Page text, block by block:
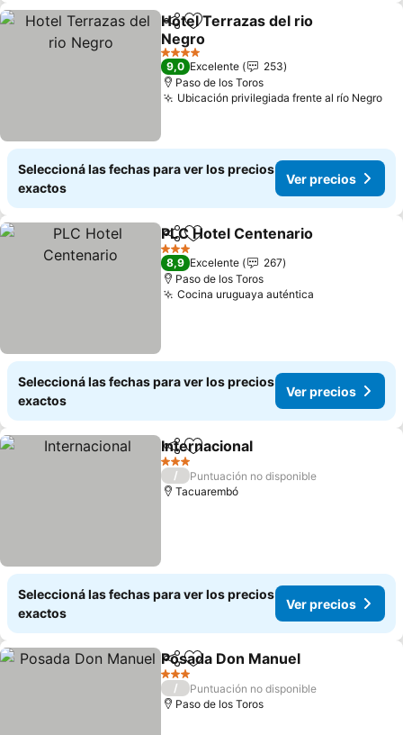
CompartirAñadir a favoritos
Hotel Terrazas del rio
Negro
Ver precios
4 Estrellas
9,0 Excelente
253
Paso de los Toros
Ubicación privilegiada frente al río Negro
Seleccioná las fechas para ver los precios
exactos
Ver precios
CompartirAñadir a favoritos
PLC Hotel Centenario
3 Estrellas
8,9 Excelente
267
Paso de los Toros
Cocina uruguaya auténtica
Seleccioná las fechas para ver los precios
exactos
Ver precios
CompartirAñadir a favoritos
Internacional
3 Estrellas
/
Puntuación no disponible
Tacuarembó
Seleccioná las fechas para ver los precios
exactos
Ver precios
CompartirAñadir a favoritos
Posada Don Manuel
3 Estrellas
/
Puntuación no disponible
Paso de los Toros